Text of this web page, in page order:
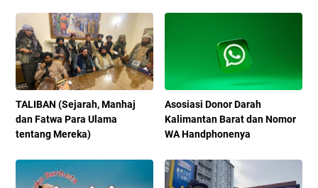
TALIBAN (Sejarah, Manhaj
dan Fatwa Para Ulama
tentang Mereka)
Asosiasi Donor Darah
Kalimantan Barat dan Nomor
WA Handphonenya